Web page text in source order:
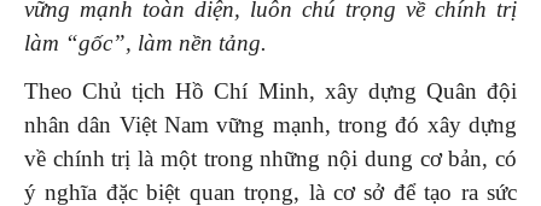
vững mạnh toàn diện, luôn chú trọng về chính trị
làm “gốc”, làm nền tảng.
Theo Chủ tịch Hồ Chí Minh, xây dựng Quân đội
nhân dân Việt Nam vững mạnh, trong đó xây dựng
về chính trị là một trong những nội dung cơ bản, có
ý nghĩa đặc biệt quan trọng, là cơ sở để tạo ra sức